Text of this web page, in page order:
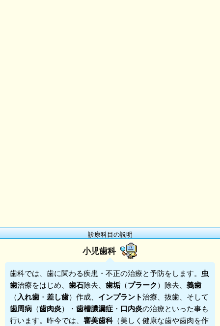
診療科目の説明
小児歯科
歯科では、歯に関わる疾患・不正の治療と予防をします。 虫
歯治療をはじめ、 歯石除去、 歯垢 （プラーク）除去、 義歯
（入れ歯 ・ 差し歯）作成、 インプラント治療、抜歯、そして
歯周病 （歯肉炎）・ 歯槽膿漏症 ・ 口内炎の治療といった事も
行います。昨今では、 審美歯科（美しく健康な歯や歯肉を作